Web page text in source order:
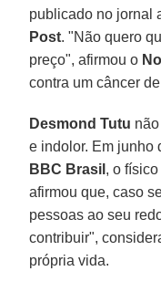
publicado no jornal
Post. "Não quero
preço", afirmou o
contra um câncer
Desmond Tutu
e indolor. Em junho
BBC Brasil , o
afirmou que, caso
pessoas ao seu
contribuir",
própria vida.